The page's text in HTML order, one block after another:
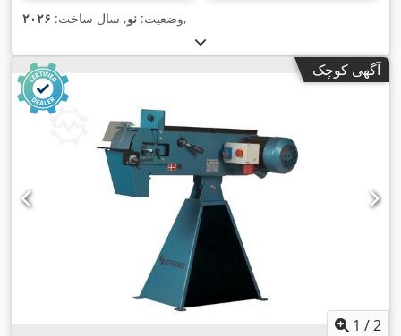
وضعیت: نو, سال ساخت: ۲۰۲۶ ,
آگهی کوچک
1 /2